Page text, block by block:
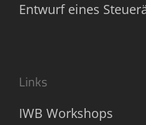
Entwurf eines
Links
IWB Workshops